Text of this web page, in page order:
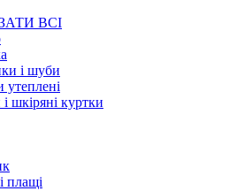
ВСІ
і шуби
шкіряні куртки
плащі